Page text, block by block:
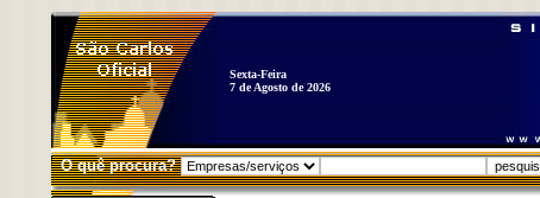
Sexta-Feira
7 de Agosto de 2026
O quê procura?